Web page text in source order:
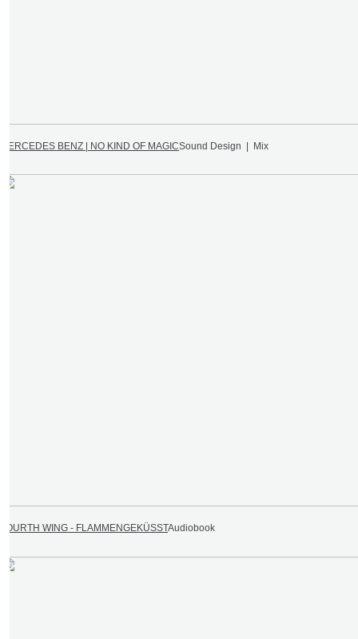
MERCEDES BENZ | NO KIND OF MAGICSound Design | Mix
FOURTH WING - FLAMMENGEKÜSSTAudiobook